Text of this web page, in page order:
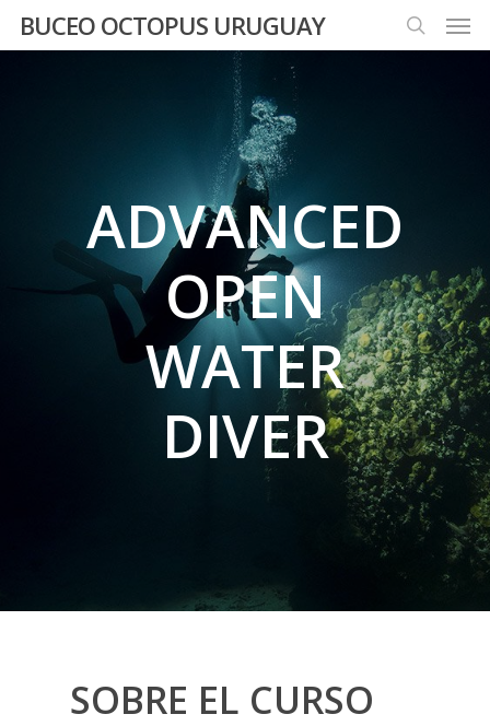
SkipBUCEO OCTOPUS URUGUAY
search
ADVANCED
OPEN
WATER
DIVER
SOBRE EL CURSO